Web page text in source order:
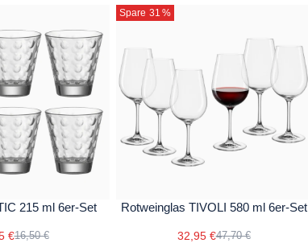
215 ml 6er-Set
€16,50 €
Spare 31 %
Rotweinglas TIVOLI 580 ml 6er-Set
32,95 €47,70 €